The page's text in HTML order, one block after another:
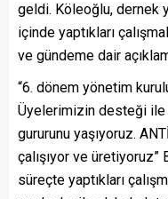
geldi. Köleoğlu, dernek
içinde yaptıkları
ve gündeme dair
“6. dönem yönetim
Üyelerimizin desteği ile
gururunu yaşıyoruz.
çalışıyor ve
süreçte yaptıkları